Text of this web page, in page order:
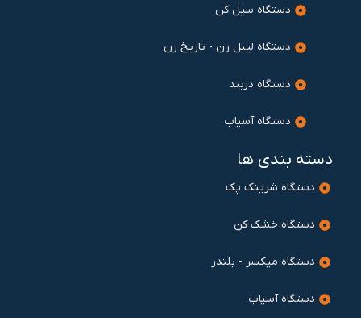
دستگاه سیل کن
دستگاه لیبل زن - تاریخ زن
دستگاه دربند
دستگاه آسیاب
دسته بندی ها
دستگاه شرینک پک
دستگاه خشک کن
دستگاه میکسر - بلندر
دستگاه آسیاب